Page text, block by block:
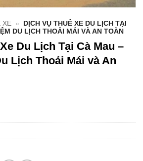
XE »
DỊCH VỤ THUÊ XE DU LỊCH TẠI
DU LỊCH THOẢI MÁI VÀ AN TOÀN
Du Lịch Tại Cà Mau –
Lịch Thoải Mái và An